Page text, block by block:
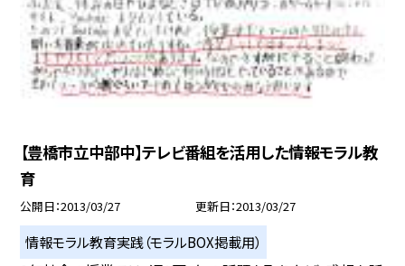
【豊橋市立中部中】テレビ番組を活用した情報モラル教
育
公開日 2013/03/27 更新日 2013/03/27
情報モラル教育実践（モラルBOX掲載用）